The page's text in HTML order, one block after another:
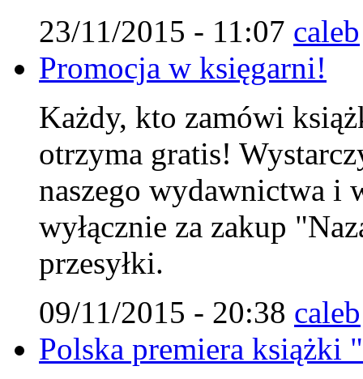
23/11/2015 - 11:07 caleb
Promocja w księgarni!
Każdy, kto zamówi
otrzyma gratis!
naszego wydawnictwa i
wyłącznie za zakup
przesyłki.
09/11/2015 - 20:38 caleb
Polska premiera